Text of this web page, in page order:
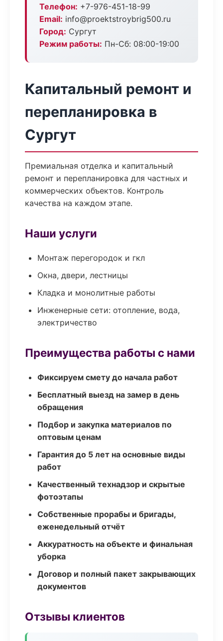
Телефон: +7-976-451-18-99
Email: info@proektstroybrig500.ru
Город: Сургут
Режим работы: Пн-Сб: 08:00-19:00
Капитальный ремонт и
перепланировка в
Сургут
Премиальная отделка и капитальный
ремонт и перепланировка для частных и
коммерческих объектов. Контроль
качества на каждом этапе.
Наши услуги
Монтаж перегородок и гкл
Окна, двери, лестницы
Кладка и монолитные работы
Инженерные сети: отопление, вода,
электричество
Преимущества работы с нами
Фиксируем смету до начала работ
Бесплатный выезд на замер в день
обращения
Подбор и закупка материалов по
оптовым ценам
Гарантия до 5 лет на основные виды
работ
Качественный технадзор и скрытые
фотоэтапы
Собственные прорабы и бригады,
еженедельный отчёт
Аккуратность на объекте и финальная
уборка
Договор и полный пакет закрывающих
документов
Отзывы клиентов